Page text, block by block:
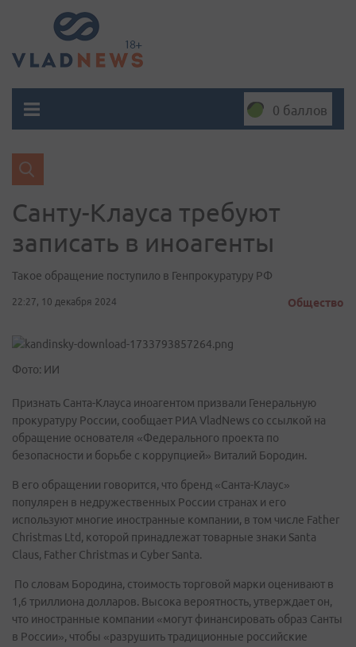
0 баллов
Санту-Клауса требуют
записать в иноагенты
Такое обращение поступило в Генпрокуратуру РФ
22:27, 10 декабря 2024 Общество
Фото: ИИ
Признать Санта-Клауса иноагентом призвали Генеральную
прокуратуру России, сообщает РИА VladNews со ссылкой на
обращение основателя «Федерального проекта по
безопасности и борьбе с коррупцией» Виталий Бородин.
В его обращении говорится, что бренд «Санта-Клаус»
популярен в недружественных России странах и его
используют многие иностранные компании, в том числе Father
Christmas Ltd, которой принадлежат товарные знаки Santa
Claus, Father Christmas и Cyber Santa.
По словам Бородина, стоимость торговой марки оценивают в
1,6 триллиона долларов. Высока вероятность, утверждает он,
что иностранные компании «могут финансировать образ Санты
в России», чтобы «разрушить традиционные российские